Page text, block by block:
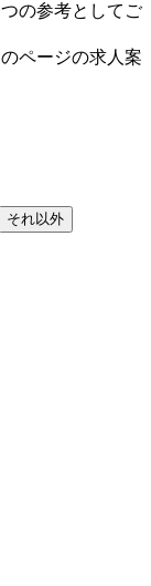
の参考としてご
ページの求人案
それ以外